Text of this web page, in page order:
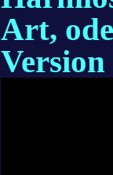
Art,